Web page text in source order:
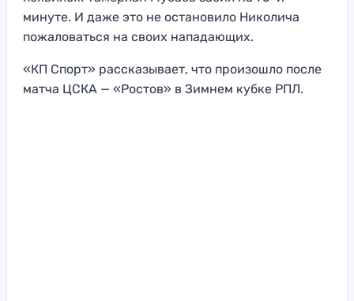
минуте. И даже это не остановило Николича
пожаловаться на своих нападающих.
«КП Спорт» рассказывает, что произошло после
матча ЦСКА — «Ростов» в Зимнем кубке РПЛ.